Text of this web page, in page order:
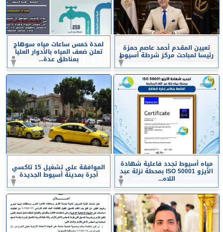
تعيين المقدم أحمد عاصم حمزة
رئيسا لمباحث مركز شرطة أسيوط
لمدة خمس ساعات مياه سوهاج
تعلن ضعف المياه بالأدوار العليا
بمناطق عدة...
مياه أسيوط تجدد فاعلية شهادة
الأيزو ISO 50001 بمحطة نزلة عبد
اللاه...
الموافقة على تشغيل 15 تاكسي
أجرة بمدينة أسيوط الجديدة